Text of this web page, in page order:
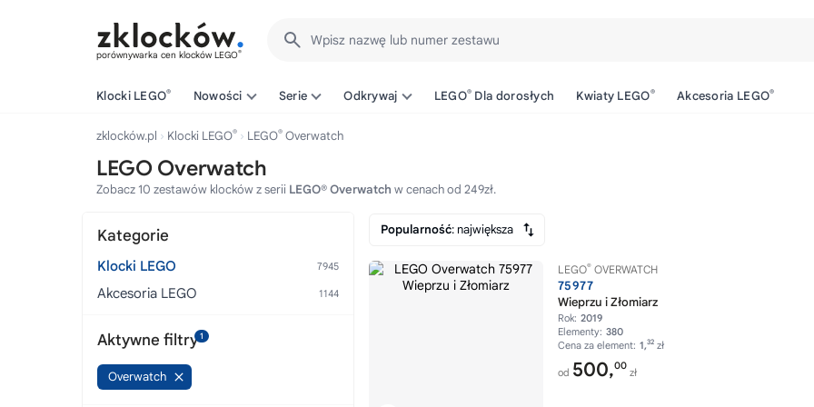
porównywarka cen klocków LEGO®
Wpisz nazwę lub numer zestawu
Klocki LEGO® Nowości Serie Odkrywaj LEGO® Dla dorosłych Kwiaty LEGO® Akcesoria LEGO®
zklocków.pl Klocki LEGO® LEGO® Overwatch
LEGO Overwatch
Zobacz 10 zestawów klocków z serii LEGO® Overwatch w cenach od 249zł.
Popularność: największa
LEGO® OVERWATCH
75977
Wieprzu i Złomiarz
Rok: 2019
Elementy: 380
Cena za element: 1,32 zł
od 500,00
zł
Kategorie
Klocki LEGO
Akcesoria LEGO
Aktywne filtry1
Overwatch